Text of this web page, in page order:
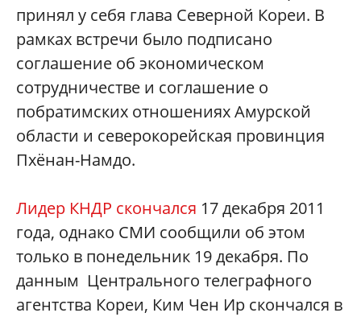
принял у себя глава Северной Кореи. В
рамках встречи было подписано
соглашение об экономическом
сотрудничестве и соглашение о
побратимских отношениях Амурской
области и северокорейская провинция
Пхёнан-Намдо.
Лидер КНДР скончался 17 декабря 2011
года, однако СМИ сообщили об этом
только в понедельник 19 декабря. По
данным Центрального телеграфного
агентства Кореи, Ким Чен Ир скончался в